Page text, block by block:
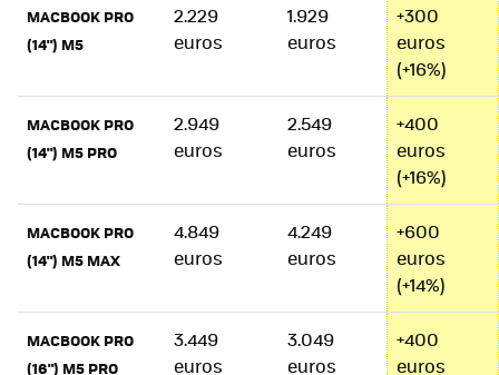
MACBOOK PRO
(14") M5
2.229
euros
1.929
euros
+300
euros
(+16%)
MACBOOK PRO
(14") M5 PRO
2.949
euros
2.549
euros
+400
euros
(+16%)
MACBOOK PRO
(14") M5 MAX
4.849
euros
4.249
euros
+600
euros
(+14%)
MACBOOK PRO
(16") M5 PRO
3.449
euros
3.049
euros
+400
euros